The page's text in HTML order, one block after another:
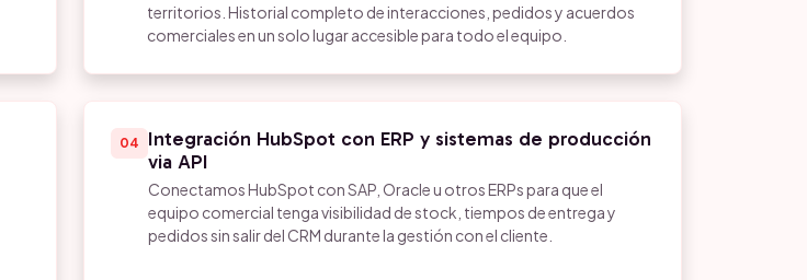
territorios. Historial completo de interacciones, pedidos y acuerdos
comerciales en un solo lugar accesible para todo el equipo.
04
Integración HubSpot con ERP y sistemas de producción
via API
Conectamos HubSpot con SAP, Oracle u otros ERPs para que el
equipo comercial tenga visibilidad de stock, tiempos de entrega y
pedidos sin salir del CRM durante la gestión con el cliente.